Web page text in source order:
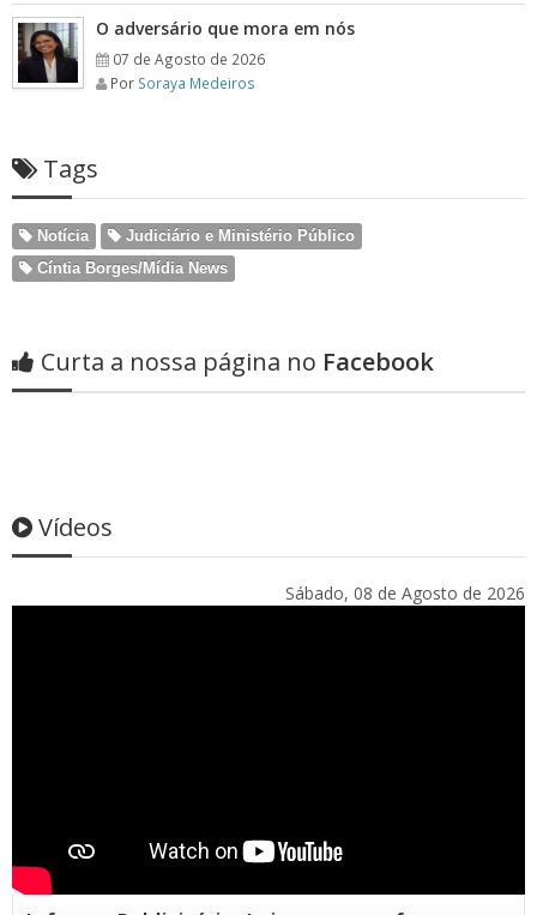
O adversário que mora em nós
07 de Agosto de 2026
Por Soraya Medeiros
Tags
Notícia
Judiciário e Ministério Público
Cíntia Borges/Mídia News
Curta a nossa página no Facebook
Vídeos
Sábado, 08 de Agosto de 2026